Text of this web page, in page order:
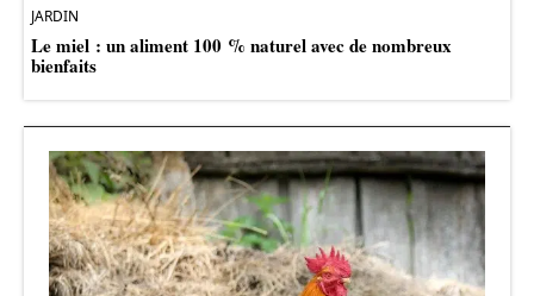
JARDIN
Le miel : un aliment 100 % naturel avec de nombreux
bienfaits